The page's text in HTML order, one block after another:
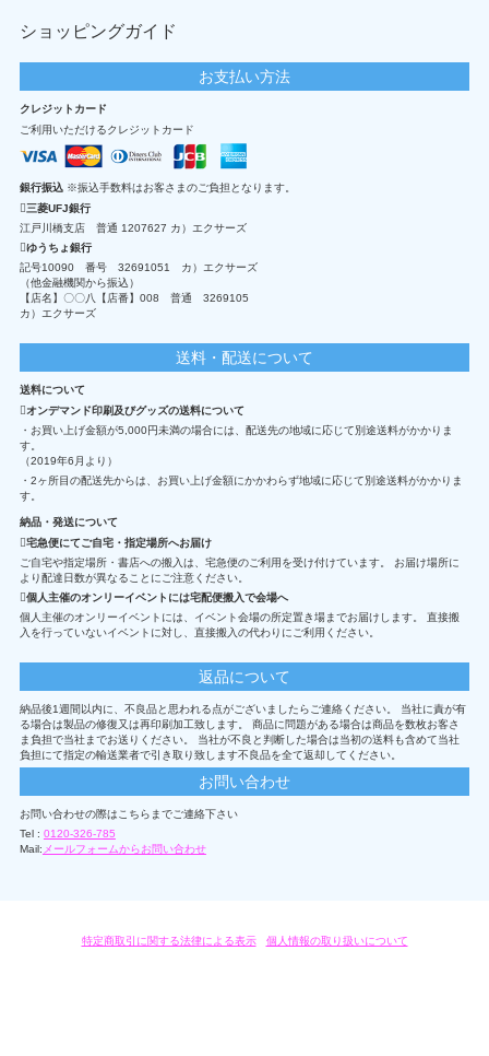
ショッピングガイド
お支払い方法
クレジットカード
ご利用いただけるクレジットカード
銀行振込 ※振込手数料はお客さまのご負担となります。
三菱UFJ銀行
江戸川橋支店 普通 1207627 カ）エクサーズ
ゆうちょ銀行
記号10090 番号 32691051 カ）エクサーズ
（他金融機関から振込）
【店名】〇〇八【店番】008 普通 3269105
カ）エクサーズ
送料・配送について
送料について
オンデマンド印刷及びグッズの送料について
・お買い上げ金額が5,000円未満の場合には、配送先の地域に応じて別途送料がかかりま
す。
（2019年6月より）
・2ヶ所目の配送先からは、お買い上げ金額にかかわらず地域に応じて別途送料がかかりま
す。
納品・発送について
宅急便にてご自宅・指定場所へお届け
ご自宅や指定場所・書店への搬入は、宅急便のご利用を受け付けています。 お届け場所に
より配達日数が異なることにご注意ください。
個人主催のオンリーイベントには宅配便搬入で会場へ
個人主催のオンリーイベントには、イベント会場の所定置き場までお届けします。 直接搬
入を行っていないイベントに対し、直接搬入の代わりにご利用ください。
返品について
納品後1週間以内に、不良品と思われる点がございましたらご連絡ください。 当社に責が有
る場合は製品の修復又は再印刷加工致します。 商品に問題がある場合は商品を数枚お客さ
ま負担で当社までお送りください。 当社が不良と判断した場合は当初の送料も含めて当社
負担にて指定の輸送業者で引き取り致します不良品を全て返却してください。
お問い合わせ
お問い合わせの際はこちらまでご連絡下さい
Tel : 0120-326-785
Mail: メールフォームからお問い合わせ
特定商取引に関する法律による表示/ 個人情報の取り扱いについて